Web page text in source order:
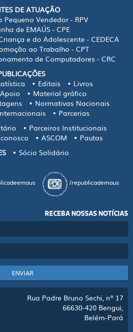
DE ATUAÇÃO
Pequeno Vendedor - RPV
de EMAÚS - CPE
e do Adolescente - CEDECA
ao Trabalho - CPT
de Computadores - CRC
Editais
Livros
Material gráfico
Normativas Nacionais
Parcerias
Parceiros Institucionais
ASCOM
Pautas
Sócio Solidário
/republicademaus
RECEBA NOSSAS NOTÍCIAS
ENVIAR
Rua Padre Bruno Sechi, nº 17
66630-420 Bengui,
Belém-Pará